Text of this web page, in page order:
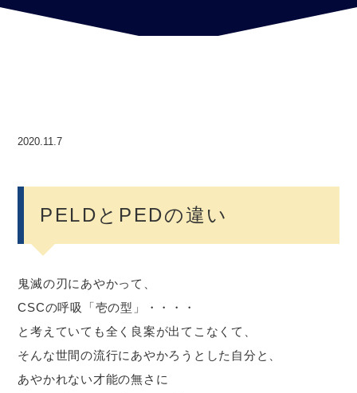
2020.11.7
PELDとPEDの違い
鬼滅の刃にあやかって、
CSCの呼吸「壱の型」・・・・
と考えていても全く良案が出てこなくて、
そんな世間の流行にあやかろうとした自分と、
あやかれない才能の無さに